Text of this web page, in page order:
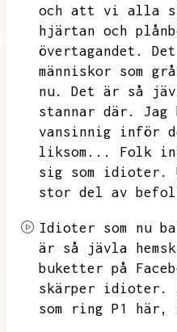
och att vi alla
hjärtan och
övertagandet.
människor som
nu.
Det är så
stannar där.
vansinnig inför
liksom...
Folk
sig som idioter.
stor del av
Idioter som nu
är så jävla
buketter på
skärper idioter.
som ring P1 här,